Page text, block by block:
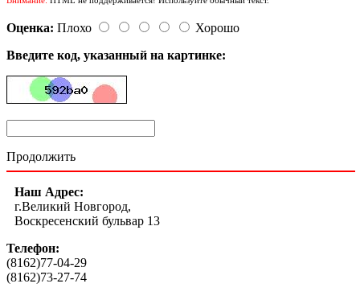
Оценка: Плохо
Хорошо
Введите код, указанный на картинке:
Продолжить
Наш Адрес:
г.Великий Новгород,
Воскресенский бульвар 13
Телефон:
(8162)77-04-29
(8162)73-27-74